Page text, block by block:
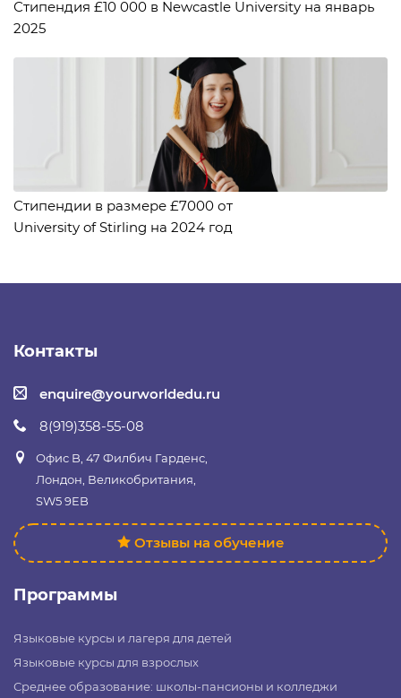
Стипендия £10 000 в Newcastle University на январь
2025
Стипендии в размере £7000 от
University of Stirling на 2024 год
Контакты
enquire@yourworldedu.ru
8(919)358-55-08
Офис B, 47 Филбич Гарденс,
Лондон, Великобритания,
SW5 9EB
Отзывы на обучение
Программы
Языковые курсы и лагеря для детей
Языковые курсы для взрослых
Среднее образование: школы-пансионы и колледжи